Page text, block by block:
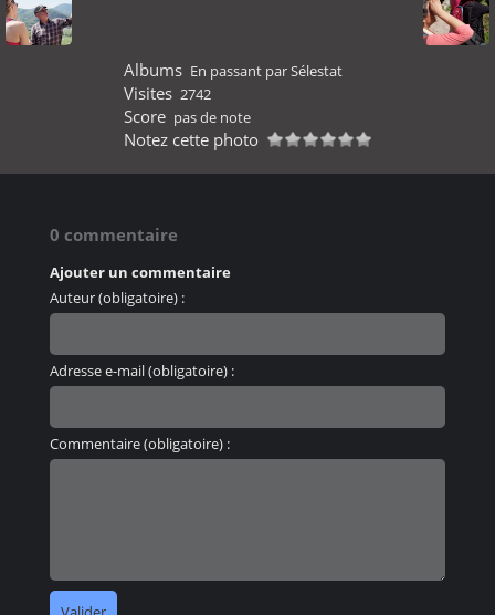
Albums En passant par Sélestat
Visites 2742
Score pas de note
Notez cette photo
0 commentaire
Ajouter un commentaire
Auteur (obligatoire) :
Adresse e-mail (obligatoire) :
Commentaire (obligatoire) :